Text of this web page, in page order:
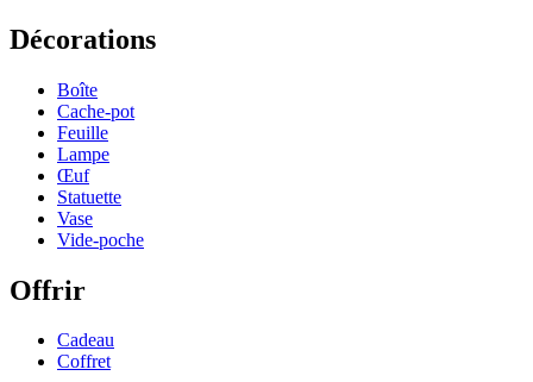
Décorations
Boîte
Cache-pot
Feuille
Lampe
Œuf
Statuette
Vase
Vide-poche
Offrir
Cadeau
Coffret